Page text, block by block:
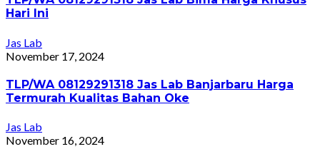
Hari Ini
Jas Lab
November 17, 2024
TLP/WA 08129291318 Jas Lab Banjarbaru Harga
Termurah Kualitas Bahan Oke
Jas Lab
November 16, 2024